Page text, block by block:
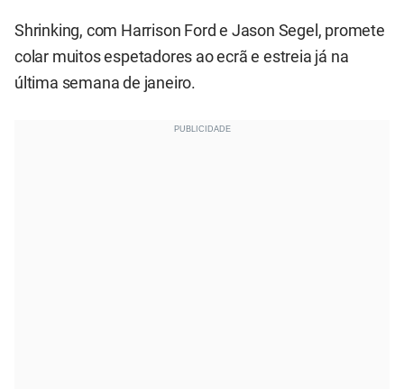
Shrinking, com Harrison Ford e Jason Segel, promete
colar muitos espetadores ao ecrã e estreia já na
última semana de janeiro.